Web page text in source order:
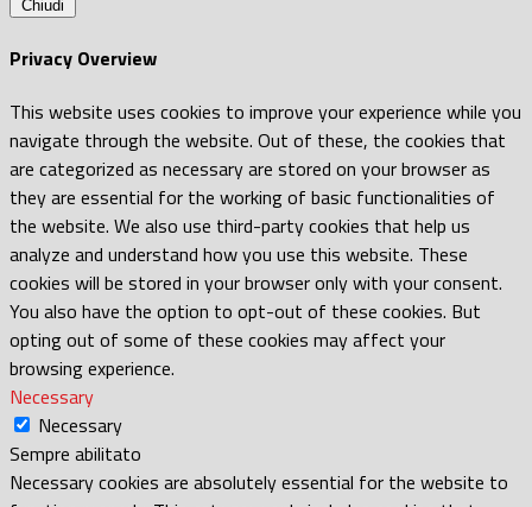
Chiudi
Privacy Overview
This website uses cookies to improve your experience while you
navigate through the website. Out of these, the cookies that
are categorized as necessary are stored on your browser as
they are essential for the working of basic functionalities of
the website. We also use third-party cookies that help us
analyze and understand how you use this website. These
cookies will be stored in your browser only with your consent.
You also have the option to opt-out of these cookies. But
opting out of some of these cookies may affect your
browsing experience.
Necessary
Necessary
Sempre abilitato
Necessary cookies are absolutely essential for the website to